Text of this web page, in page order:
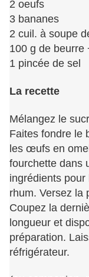
2 oeufs
3 bananes
2 cuil. à soupe
100 g de beurre
1 pincée de sel
La recette
Mélangez le
Faites fondre le
les œufs en
fourchette dans
ingrédients
rhum. Versez la
Coupez la
longueur et
préparation.
réfrigérateur.